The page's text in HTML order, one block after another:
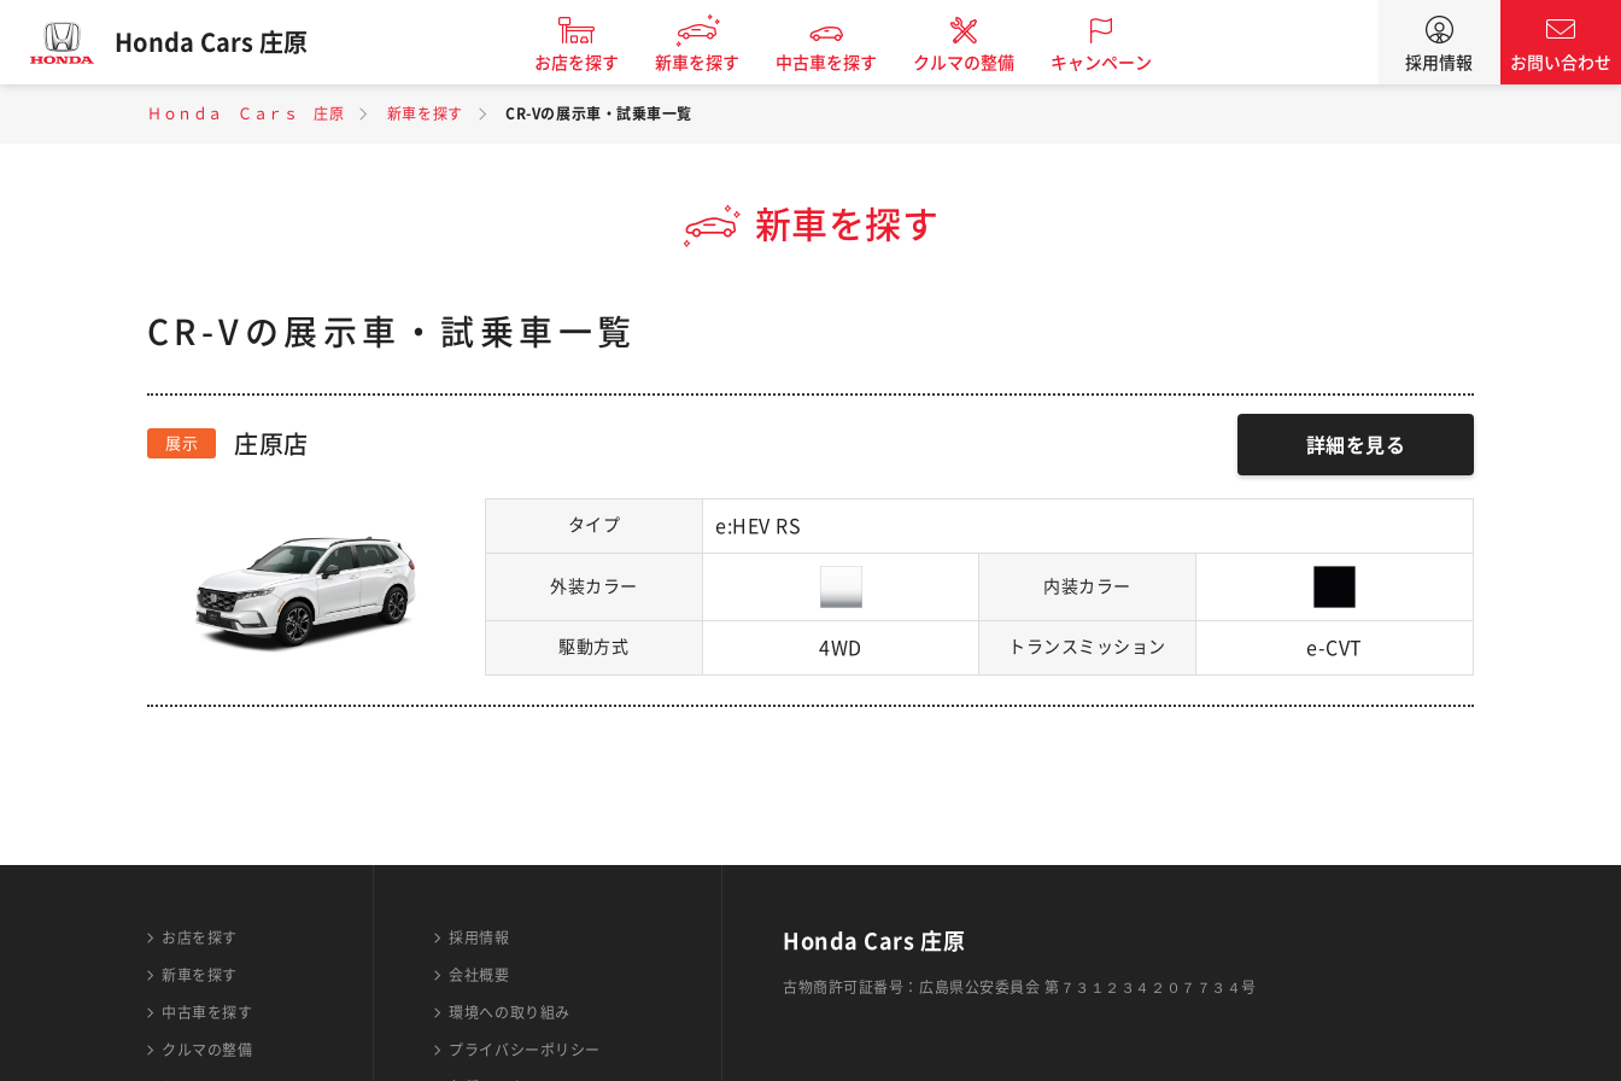
Honda Cars 庄原
お店を探す 新車を探す 中古車を探す クルマの整備 キャンペーン 採用情報 お問い合わせ
Ｈｏｎｄａ Ｃａｒｓ 庄原 新車を探す CR-Vの展示車・試乗車一覧
新車を探す
CR-Vの展示車・試乗車一覧
展示 庄原店
タイプ e:HEV RS
外装カラー 内装カラー
駆動方式 4WD トランスミッション e-CVT
詳細を見る
お店を探す
新車を探す
中古車を探す
クルマの整備
採用情報
会社概要
環境への取り組み
プライバシーポリシー
Honda Cars 庄原
古物商許可証番号：広島県公安委員会 第７３１２３４２０７７３４号